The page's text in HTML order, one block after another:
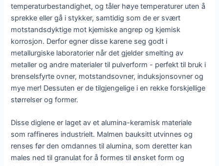
temperaturbestandighet, og tåler høye temperaturer uten å
sprekke eller gå i stykker, samtidig som de er svært
motstandsdyktige mot kjemiske angrep og kjemisk
korrosjon. Derfor egner disse karene seg godt i
metallurgiske laboratorier når det gjelder smelting av
metaller og andre materialer til pulverform - perfekt til bruk i
brenselsfyrte ovner, motstandsovner, induksjonsovner og
mye mer! Dessuten er de tilgjengelige i en rekke forskjellige
størrelser og former.
Disse diglene er laget av et alumina-keramisk materiale
som raffineres industrielt. Malmen bauksitt utvinnes og
renses før den omdannes til alumina, som deretter kan
males ned til granulat for å formes til ønsket form og